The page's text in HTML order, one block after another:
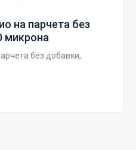
на парчета без
микрона
без добавки,